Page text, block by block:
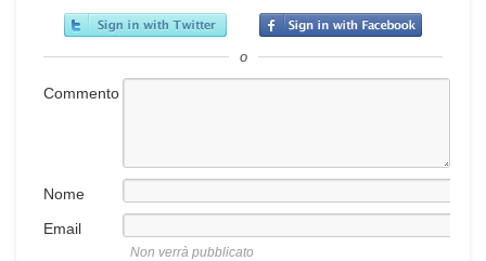
o
Commento
Nome
Email
Non verrà pubblicato